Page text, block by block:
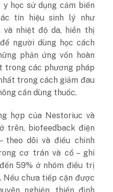
học sử dụng cảm biến
tín hiệu sinh lý như
nhiệt độ da, hiển thị
người dùng học cách
phản ứng vốn hoàn
trong các phương pháp
trong cách giảm đau
cần dùng thuốc.
hợp của Nestoriuc và
trên, biofeedback điện
theo dõi và điều chỉnh
cơ trán và cổ – ghi
59% ở nhóm điều trị
Nếu chưa tiếp cận được